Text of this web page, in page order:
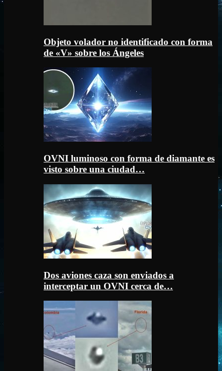
Objeto volador no identificado con forma
de «V» sobre los Ángeles
OVNI luminoso con forma de diamante es
visto sobre una ciudad…
Dos aviones caza son enviados a
interceptar un OVNI cerca de…